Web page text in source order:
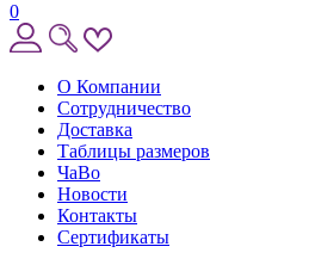
0
О Компании
Сотрудничество
Доставка
Таблицы размеров
ЧаВо
Новости
Контакты
Сертификаты